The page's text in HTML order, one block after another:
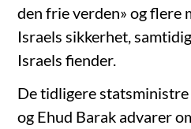
den frie verden» og flere
Israels sikkerhet,
Israels fiender.
De tidligere
og Ehud Barak advarer